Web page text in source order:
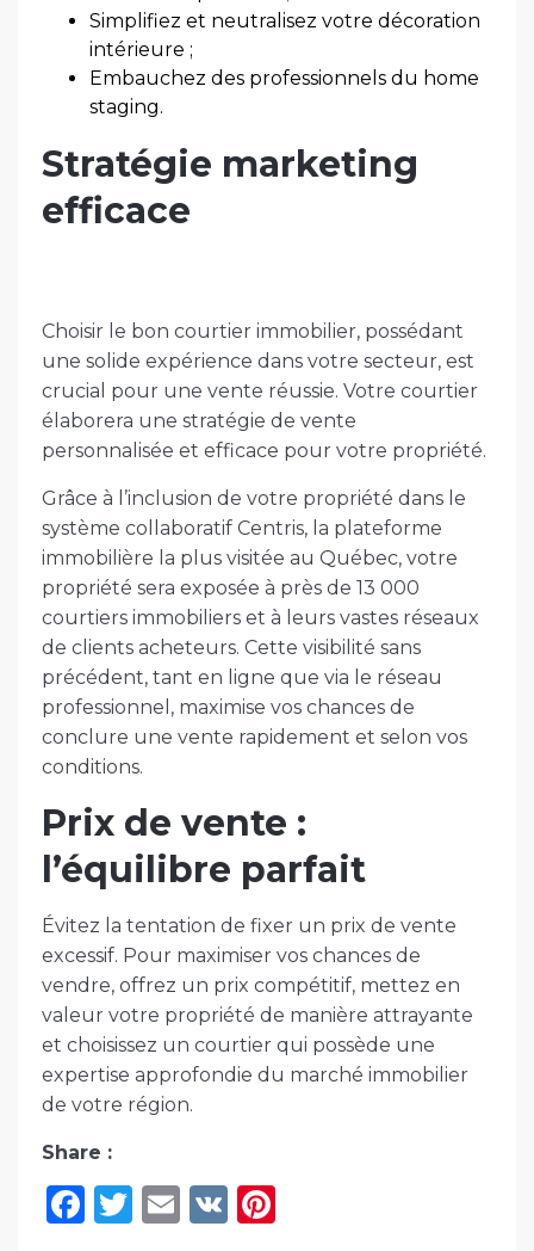
Simplifiez et neutralisez votre décoration
intérieure ;
Embauchez des professionnels du home
staging.
Stratégie marketing
efficace
Choisir le bon courtier immobilier, possédant
une solide expérience dans votre secteur, est
crucial pour une vente réussie. Votre courtier
élaborera une stratégie de vente
personnalisée et efficace pour votre propriété.
Grâce à l’inclusion de votre propriété dans le
système collaboratif Centris, la plateforme
immobilière la plus visitée au Québec, votre
propriété sera exposée à près de 13 000
courtiers immobiliers et à leurs vastes réseaux
de clients acheteurs. Cette visibilité sans
précédent, tant en ligne que via le réseau
professionnel, maximise vos chances de
conclure une vente rapidement et selon vos
conditions.
Prix de vente :
l’équilibre parfait
Évitez la tentation de fixer un prix de vente
excessif. Pour maximiser vos chances de
vendre, offrez un prix compétitif, mettez en
valeur votre propriété de manière attrayante
et choisissez un courtier qui possède une
expertise approfondie du marché immobilier
de votre région.
Share :
F
T
E
V